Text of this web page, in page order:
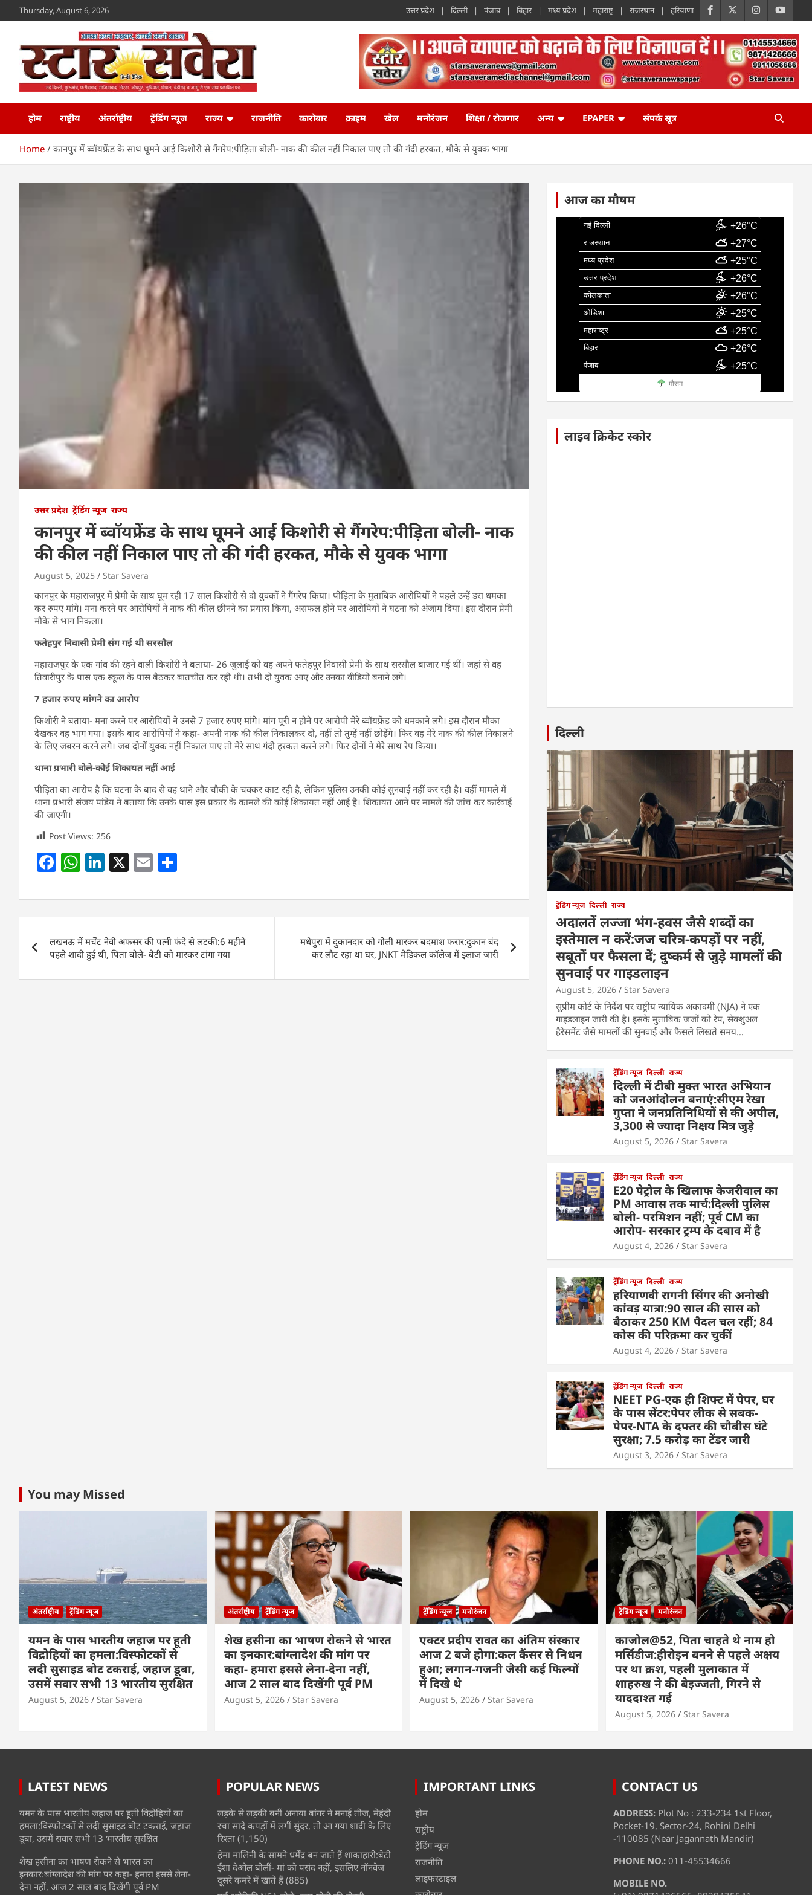
to
Thursday, August 6, 2026 उत्तर प्रदेश दिल्ली पंजाब बिहार मध्य प्रदेश महाराष्ट्र राजस्थान हरियाणा
Star Savera
होम
राष्ट्रीय अंतर्राष्ट्रीय ट्रेंडिंग न्यूज राज्य राजनीति कारोबार क्राइम खेल मनोरंजन शिक्षा / रोजगार अन्य EPAPER संपर्क सूत्र
Home कानपुर में ब्वॉयफ्रेंड के साथ घूमने आई किशोरी से गैंगरेप:पीड़िता बोली- नाक की कील नहीं निकाल पाए तो की गंदी हरकत, मौके से युवक भागा
उत्तर प्रदेश ट्रेंडिंग न्यूज राज्य
कानपुर में ब्वॉयफ्रेंड के साथ घूमने आई किशोरी से गैंगरेप:पीड़िता बोली- नाक
की कील नहीं निकाल पाए तो की गंदी हरकत, मौके से युवक भागा
August 5, 2025 Star Savera
कानपुर के महाराजपुर में प्रेमी के साथ घूम रही 17 साल किशोरी से दो युवकों ने गैंगरेप किया। पीड़िता के मुताबिक आरोपियों ने पहले उन्हें डरा धमका
कर रुपए मांगे। मना करने पर आरोपियों ने नाक की कील छीनने का प्रयास किया, असफल होने पर आरोपियों ने घटना को अंजाम दिया। इस दौरान प्रेमी
मौके से भाग निकला।
फतेहपुर निवासी प्रेमी संग गई थी सरसौल
महाराजपुर के एक गांव की रहने वाली किशोरी ने बताया- 26 जुलाई को वह अपने फतेहपुर निवासी प्रेमी के साथ सरसौल बाजार गई थीं। जहां से वह
तिवारीपुर के पास एक स्कूल के पास बैठकर बातचीत कर रही थी। तभी दो युवक आए और उनका वीडियो बनाने लगे।
7 हजार रुपए मांगने का आरोप
किशोरी ने बताया- मना करने पर आरोपियों ने उनसे 7 हजार रुपए मांगे। मांग पूरी न होने पर आरोपी मेरे ब्वॉयफ्रेंड को धमकाने लगे। इस दौरान मौका
देखकर वह भाग गया। इसके बाद आरोपियों ने कहा- अपनी नाक की कील निकालकर दो, नहीं तो तुम्हें नहीं छोड़ेंगे। फिर वह मेरे नाक की कील निकालने
के लिए जबरन करने लगे। जब दोनों युवक नहीं निकाल पाए तो मेरे साथ गंदी हरकत करने लगे। फिर दोनों ने मेरे साथ रेप किया।
थाना प्रभारी बोले-कोई शिकायत नहीं आई
पीड़िता का आरोप है कि घटना के बाद से वह थाने और चौकी के चक्कर काट रही है, लेकिन पुलिस उनकी कोई सुनवाई नहीं कर रही है। वहीं मामले में
थाना प्रभारी संजय पांडेय ने बताया कि उनके पास इस प्रकार के कामले की कोई शिकायत नहीं आई है। शिकायत आने पर मामले की जांच कर कार्रवाई
की जाएगी।
Post Views: 256
F
c
b
o
o
W
at
A
p
p
Li
k
dI
n
X E
ai ar
navigation
लखनऊ में मर्चेंट नेवी अफसर की पत्नी फंदे से लटकी:6 महीने
पहले शादी हुई थी, पिता बोले- बेटी को मारकर टांगा गया
मधेपुरा में दुकानदार को गोली मारकर बदमाश फरार:दुकान बंद
कर लौट रहा था घर, JNKT मेडिकल कॉलेज में इलाज जारी
आज का मौषम
नई दिल्ली +26°C
राजस्थान +27°C
मध्य प्रदेश +25°C
उत्तर प्रदेश +26°C
कोलकाता +26°C
ओडिशा +25°C
महाराष्ट्र +25°C
बिहार +26°C
पंजाब +25°C
मौसम
लाइव क्रिकेट स्कोर
दिल्ली
ट्रेंडिंग न्यूज दिल्ली राज्य
अदालतें लज्जा भंग-हवस जैसे शब्दों का
इस्तेमाल न करें:जज चरित्र-कपड़ों पर नहीं,
सबूतों पर फैसला दें; दुष्कर्म से जुड़े मामलों की
सुनवाई पर गाइडलाइन
August 5, 2026 Star Savera
सुप्रीम कोर्ट के निर्देश पर राष्ट्रीय न्यायिक अकादमी (NJA) ने एक
गाइडलाइन जारी की है। इसके मुताबिक जजों को रेप, सेक्शुअल
हैरेसमेंट जैसे मामलों की सुनवाई और फैसले लिखते समय…
ट्रेंडिंग न्यूज दिल्ली राज्य
दिल्ली में टीबी मुक्त भारत अभियान
को जनआंदोलन बनाएं:सीएम रेखा
गुप्ता ने जनप्रतिनिधियों से की अपील,
3,300 से ज्यादा निक्षय मित्र जुड़े
August 5, 2026 Star Savera
ट्रेंडिंग न्यूज दिल्ली राज्य
E20 पेट्रोल के खिलाफ केजरीवाल का
PM आवास तक मार्च:दिल्ली पुलिस
बोली- परमिशन नहीं; पूर्व CM का
आरोप- सरकार ट्रम्प के दबाव में है
August 4, 2026 Star Savera
ट्रेंडिंग न्यूज दिल्ली राज्य
हरियाणवी रागनी सिंगर की अनोखी
कांवड़ यात्रा:90 साल की सास को
बैठाकर 250 KM पैदल चल रहीं; 84
कोस की परिक्रमा कर चुकीं
August 4, 2026 Star Savera
ट्रेंडिंग न्यूज दिल्ली राज्य
NEET PG-एक ही शिफ्ट में पेपर, घर
के पास सेंटर:पेपर लीक से सबक-
पेपर-NTA के दफ्तर की चौबीस घंटे
सुरक्षा; 7.5 करोड़ का टेंडर जारी
August 3, 2026 Star Savera
You may Missed
अंतर्राष्ट्रीय ट्रेंडिंग न्यूज
यमन के पास भारतीय जहाज पर हूती
विद्रोहियों का हमला:विस्फोटकों से
लदी सुसाइड बोट टकराई, जहाज डूबा,
उसमें सवार सभी 13 भारतीय सुरक्षित
August 5, 2026 Star Savera
अंतर्राष्ट्रीय ट्रेंडिंग न्यूज
शेख हसीना का भाषण रोकने से भारत
का इनकार:बांग्लादेश की मांग पर
कहा- हमारा इससे लेना-देना नहीं,
आज 2 साल बाद दिखेंगी पूर्व PM
August 5, 2026 Star Savera
ट्रेंडिंग न्यूज मनोरंजन
एक्टर प्रदीप रावत का अंतिम संस्कार
आज 2 बजे होगा:कल कैंसर से निधन
हुआ; लगान-गजनी जैसी कई फिल्मों
में दिखे थे
August 5, 2026 Star Savera
ट्रेंडिंग न्यूज मनोरंजन
काजोल@52, पिता चाहते थे नाम हो
मर्सिडीज:हीरोइन बनने से पहले अक्षय
पर था क्रश, पहली मुलाकात में
शाहरुख ने की बेइज्जती, गिरने से
याददाश्त गई
August 5, 2026 Star Savera
LATEST NEWS
यमन के पास भारतीय जहाज पर हूती विद्रोहियों का
हमला:विस्फोटकों से लदी सुसाइड बोट टकराई, जहाज
डूबा, उसमें सवार सभी 13 भारतीय सुरक्षित
शेख हसीना का भाषण रोकने से भारत का
इनकार:बांग्लादेश की मांग पर कहा- हमारा इससे लेना-
देना नहीं, आज 2 साल बाद दिखेंगी पूर्व PM
POPULAR NEWS
लड़के से लड़की बनीं अनाया बांगर ने मनाई तीज, मेहंदी
रचा सादे कपड़ों में लगीं सुंदर, तो आ गया शादी के लिए
रिश्ता (1,150)
हेमा मालिनी के सामने धर्मेंद्र बन जाते हैं शाकाहारी:बेटी
ईशा देओल बोलीं- मां को पसंद नहीं, इसलिए नॉनवेज
दूसरे कमरे में खाते हैं (885)
IMPORTANT LINKS
होम
राष्ट्रीय
ट्रेंडिंग न्यूज
राजनीति
लाइफस्टाइल
CONTACT US
ADDRESS: Plot No : 233-234 1st Floor,
Pocket-19, Sector-24, Rohini Delhi
-110085 (Near Jagannath Mandir)
PHONE NO.: 011-45534666
MOBILE NO.